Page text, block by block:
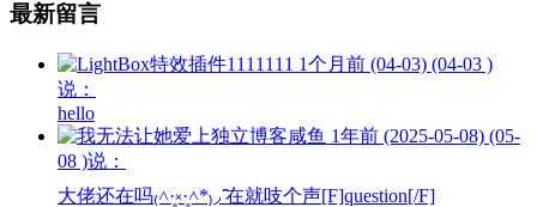
最新留言
1111111 1个月前 (04-03) (04-03 )
说：
hello
咸鱼 1年前 (2025-05-08) (05-
08 )说：
大佬还在吗₍˄·͈༝·͈˄*₎◞ ̑̑在就吱个声[F]question[/F]